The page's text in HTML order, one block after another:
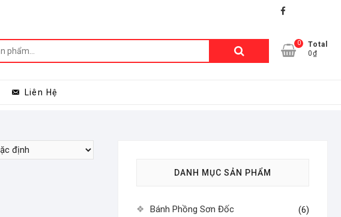
facebook
0
Total
0₫
Liên Hệ
DANH MỤC SẢN PHẨM
Bánh Phồng Sơn Đốc (6)